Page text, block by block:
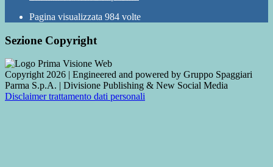
Pagina visualizzata 984 volte
Sezione Copyright
Copyright 2026 | Engineered and powered by Gruppo Spaggiari
Parma S.p.A. | Divisione Publishing & New Social Media
Disclaimer trattamento dati personali